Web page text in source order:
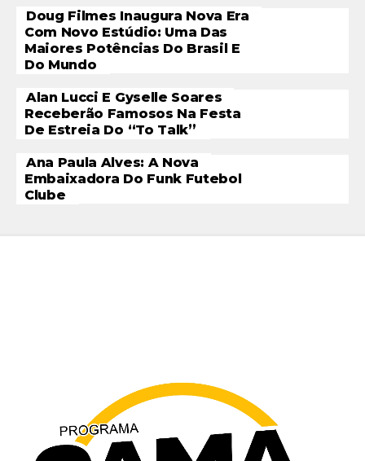
Doug Filmes Inaugura Nova Era
Com Novo Estúdio: Uma Das
Maiores Potências Do Brasil E
Do Mundo
Alan Lucci E Gyselle Soares
Receberão Famosos Na Festa
De Estreia Do “To Talk”
Ana Paula Alves: A Nova
Embaixadora Do Funk Futebol
Clube